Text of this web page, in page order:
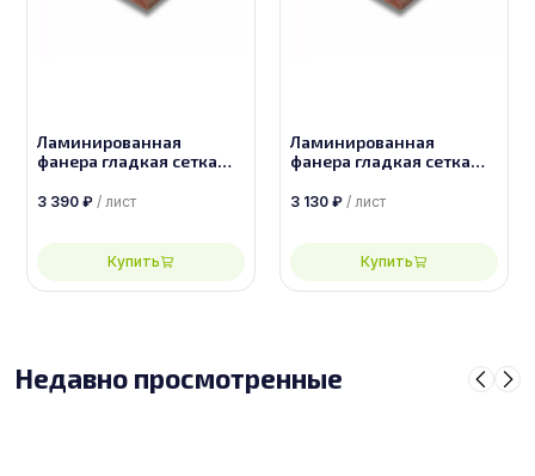
Ламинированная
фанера гладкая сетка
размером 2500х1250,
3 390 ₽ / лист
Купить
Ламинированная
фанера гладкая сетка
размером 2500х1250,
3 130 ₽ / лист
Купить
Недавно просмотренные